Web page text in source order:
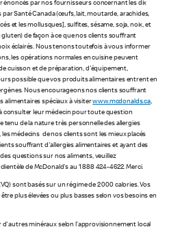
par nos fournisseurs concernant les dix
Santé Canada (œufs, lait, moutarde, arachides,
et les mollusques], sulfites, sésame, soja, noix, et
de façon à ce que nos clients souffrant
éclairés. Nous tenons toutefois à vous informer
les opérations normales en cuisine peuvent
cuisson et de préparation, d'équipement,
possible que vos produits alimentaires entrent en
Nous encourageons nos clients souffrant
alimentaires spéciaux à visiterwww.mcdonalds.ca,
consulter leur médecin pour toute question
de la nature très personnelle des allergies
médecins de nos clients sont les mieux placés
souffrant d'allergies alimentaires et ayant des
questions sur nos aliments, veuillez
de McDonald's au 1 888 424-4622. Merci.
sont basés sur un régime de 2 000 calories. Vos
plus élevées ou plus basses selon vos besoins en
minéraux selon l’approvisionnement local